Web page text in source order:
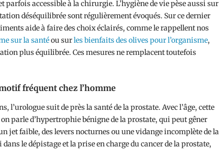
parfois accessible à la chirurgie. L’hygiène de vie pèse aussi sur
déséquilibrée sont régulièrement évoqués. Sur ce dernier
aide à faire des choix éclairés, comme le rappellent nos
sur la santéou surles bienfaits des olives pour l’organisme,
plus équilibrée. Ces mesures ne remplacent toutefois
fréquent chez l’homme
l’urologue suit de près la santé de la prostate. Avec l’âge, cette
parle d’hypertrophie bénigne de la prostate, qui peut gêner
jet faible, des levers nocturnes ou une vidange incomplète de la
le dépistage et la prise en charge du cancer de la prostate,